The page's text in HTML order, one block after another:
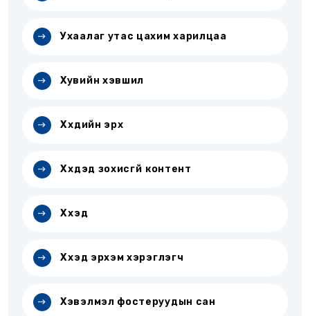
Ухаалаг утас цахим харилцаа
Хувийн хэвшил
Хүүхдийн эрх
Хүүхдэд зохисгүй контент
Хүүхэд
Хүүхэд эрхэм хэрэглэгч
Хэвэлмэл фостеруудын сан